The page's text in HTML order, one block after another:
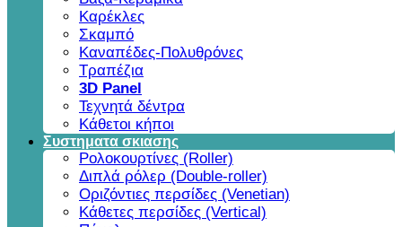
Καρέκλες
Σκαμπό
Καναπέδες-Πολυθρόνες
Τραπέζια
3D Panel
Τεχνητά δέντρα
Κάθετοι κήποι
Συστηματα σκιασης
Ρολοκουρτίνες (Roller)
Διπλά ρόλερ (Double-roller)
Οριζόντιες περσίδες (Venetian)
Κάθετες περσίδες (Vertical)